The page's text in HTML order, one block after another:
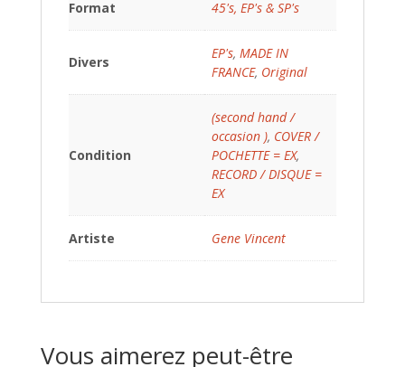
Format 45's, EP's & SP's
Divers
EP's, MADE IN
FRANCE, Original
Condition
(second hand /
occasion ), COVER /
POCHETTE = EX,
RECORD / DISQUE =
EX
Artiste Gene Vincent
Vous aimerez peut-être